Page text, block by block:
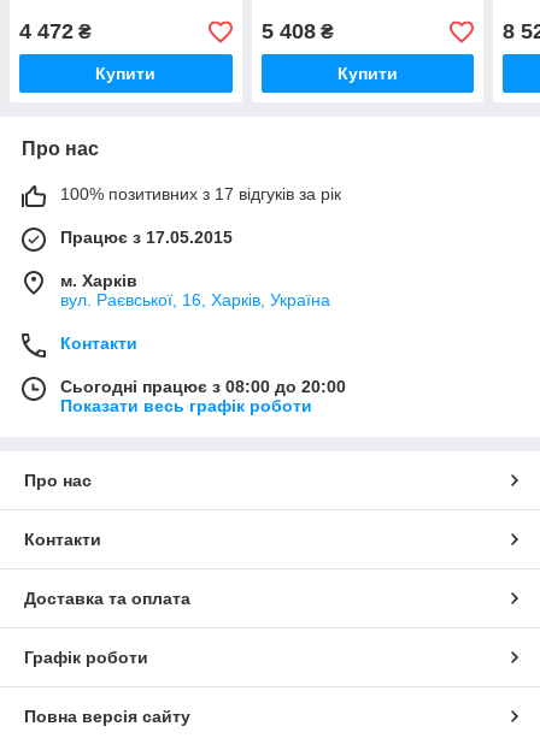
4 472 ₴
Купити
5 408₴
Купити
8
Про нас
100% позитивних з 17 відгуків за рік
Працює з 17.05.2015
м. Харків
вул. Раєвської, 16, Харків, Україна
Контакти
Сьогодні працює з 08:00 до 20:00
Показати весь графік роботи
Про нас
Контакти
Доставка та оплата
Графік роботи
Повна версія сайту